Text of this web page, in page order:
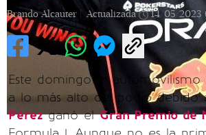
Brando Alcauter |
Actualizada 14/05/2023
Este domingo el
a lo más alto del podio
Pérezganó elGran Premio de